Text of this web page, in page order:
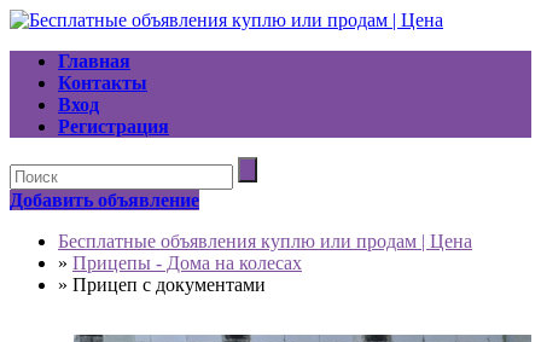
Главная
Контакты
Вход
Регистрация
Добавить объявление
Бесплатные объявления куплю или продам | Цена
» Прицепы - Дома на колесах
» Прицеп с документами